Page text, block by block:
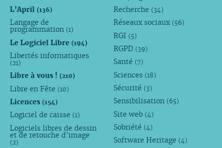
L’April (136)
Langage de
programmation (1)
Le Logiciel Libre (194)
Libertés informatiques
(21)
Libre à vous ! (210)
Libre en Fête (10)
Licences (154)
Logiciel de caisse (1)
Logiciels libres de dessin
et de retouche d’image
(2)
Recherche (34)
Réseaux sociaux (56)
RGI (5)
RGPD (39)
Santé (7)
Sciences (18)
Sécurité (3)
Sensibilisation (65)
Site web (4)
Sobriété (4)
Software Heritage (4)